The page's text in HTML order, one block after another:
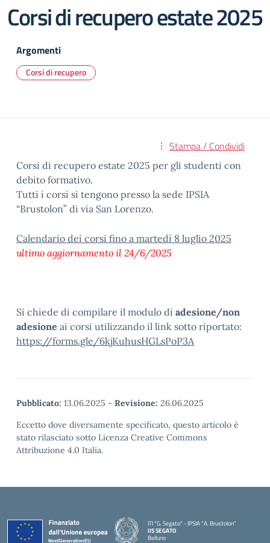
Corsi di recupero estate 2025
Argomenti
Corsi di recupero
Stampa / Condividi
Corsi di recupero estate 2025 per gli studenti con
debito formativo.
Tutti i corsi si tengono presso la sede IPSIA
“Brustolon” di via San Lorenzo.
Calendario dei corsi fino a martedì 8 luglio 2025
ultimo aggiornamento il 24/6/2025
Si chiede di compilare il modulo di adesione/non
adesione ai corsi utilizzando il link sotto riportato:
https://forms.gle/6kjKuhusHGLsPoP3A
Pubblicato: 13.06.2025 - Revisione: 26.06.2025
Eccetto dove diversamente specificato, questo articolo è
stato rilasciato sotto Licenza Creative Commons
Attribuzione 4.0 Italia.
ITI "G. Segato" - IPSIA "A. Brustolon"
IIS SEGATO
Belluno